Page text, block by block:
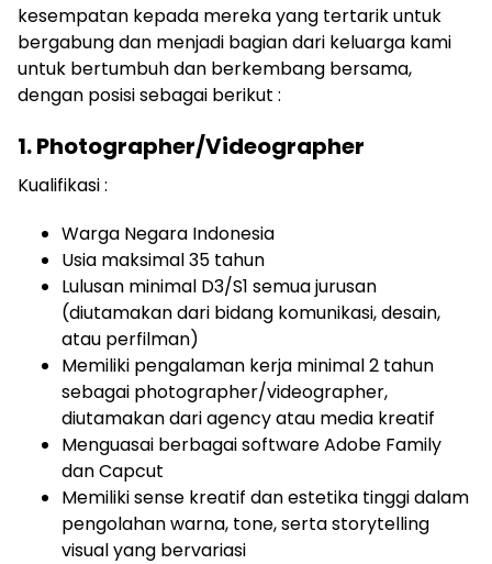
kesempatan kepada mereka yang tertarik untuk
bergabung dan menjadi bagian dari keluarga kami
untuk bertumbuh dan berkembang bersama,
dengan posisi sebagai berikut :
1. Photographer/Videographer
Kualifikasi :
Warga Negara Indonesia
Usia maksimal 35 tahun
Lulusan minimal D3/S1 semua jurusan
(diutamakan dari bidang komunikasi, desain,
atau perfilman)
Memiliki pengalaman kerja minimal 2 tahun
sebagai photographer/videographer,
diutamakan dari agency atau media kreatif
Menguasai berbagai software Adobe Family
dan Capcut
Memiliki sense kreatif dan estetika tinggi dalam
pengolahan warna, tone, serta storytelling
visual yang bervariasi